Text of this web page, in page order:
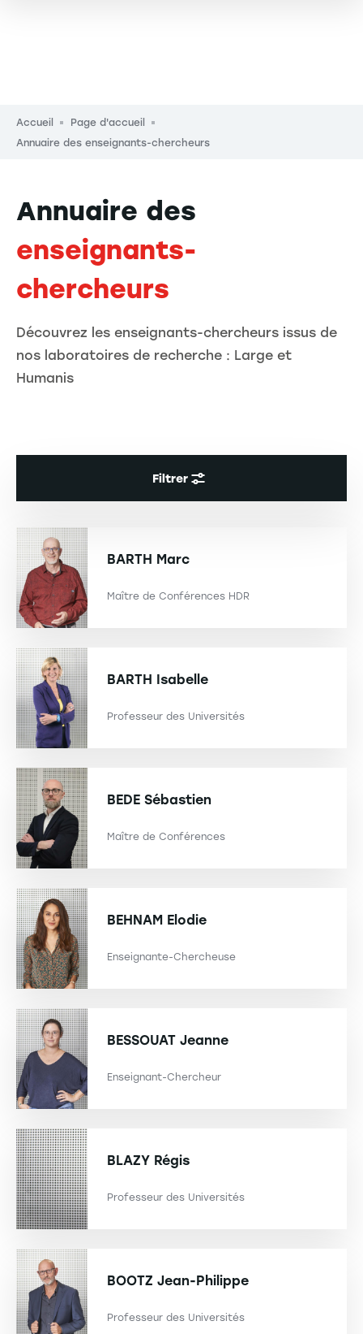
Fil d'Ariane
Accueil
Page d'accueil
Annuaire des enseignants-chercheurs
Annuaire des
enseignants-
chercheurs
Découvrez les enseignants-chercheurs issus de
nos laboratoires de recherche : Large et
Humanis
Filtrer
BARTH Marc
Maître de Conférences HDR
BARTH Isabelle
Professeur des Universités
BEDE Sébastien
Maître de Conférences
BEHNAM Elodie
Enseignante-Chercheuse
BESSOUAT Jeanne
Enseignant-Chercheur
BLAZY Régis
Professeur des Universités
BOOTZ Jean-Philippe
Professeur des Universités